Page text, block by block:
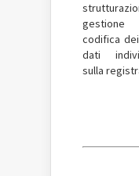
gestione
codifica
dati
sulla